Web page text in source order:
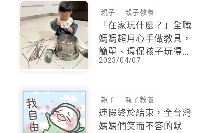
親子 親子教養
「在家玩什麼？」全職
媽媽超用心手做教具，
簡單、環保孩子玩得好
開心！
2023/04/07
親子 親子教養
連假終於結束，全台灣
媽媽們笑而不答的默